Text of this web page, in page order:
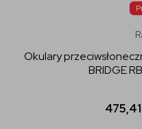
Okulary
BRIDGE
475,41